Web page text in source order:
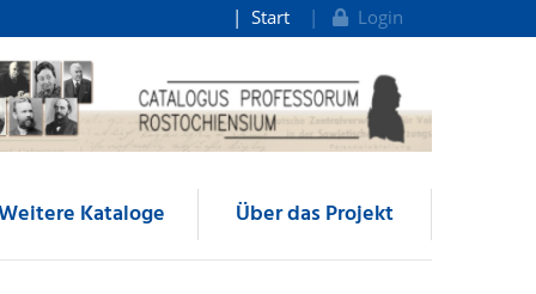
Start Login
Kataloge Über das Projekt